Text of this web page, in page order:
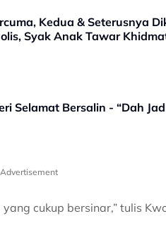
Kedua & Seterusnya
Syak Anak Tawar
Selamat Bersalin - “Dah
Advertisement
cukup bersinar,” tulis